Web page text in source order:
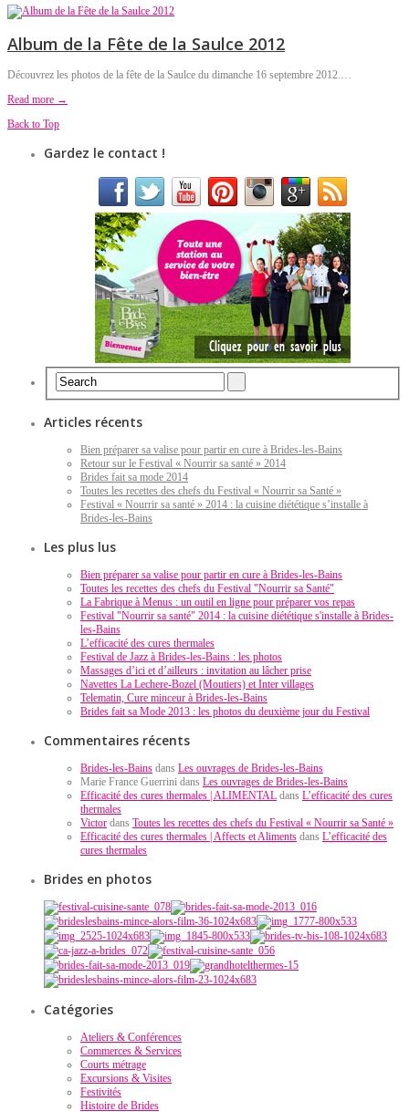
Album de la Fête de la Saulce 2012
Découvrez les photos de la fête de la Saulce du dimanche 16 septembre 2012.…
Read more →
Back to Top
Gardez le contact !
Articles récents
Bien préparer sa valise pour partir en cure à Brides-les-Bains
Retour sur le Festival « Nourrir sa santé » 2014
Brides fait sa mode 2014
Toutes les recettes des chefs du Festival « Nourrir sa Santé »
Festival « Nourrir sa santé » 2014 : la cuisine diététique s’installe à
Brides-les-Bains
Les plus lus
Bien préparer sa valise pour partir en cure à Brides-les-Bains
Toutes les recettes des chefs du Festival "Nourrir sa Santé"
La Fabrique à Menus : un outil en ligne pour préparer vos repas
Festival "Nourrir sa santé" 2014 : la cuisine diététique s'installe à Brides-
les-Bains
L’efficacité des cures thermales
Festival de Jazz à Brides-les-Bains : les photos
Massages d’ici et d’ailleurs : invitation au lâcher prise
Navettes La Lechere-Bozel (Moutiers) et Inter villages
Telematin, Cure minceur à Brides-les-Bains
Brides fait sa Mode 2013 : les photos du deuxième jour du Festival
Commentaires récents
Brides-les-Bains dans Les ouvrages de Brides-les-Bains
Marie France Guerrini dans Les ouvrages de Brides-les-Bains
Efficacité des cures thermales | ALIMENTAL dans L’efficacité des cures
thermales
Victor dans Toutes les recettes des chefs du Festival « Nourrir sa Santé »
Efficacité des cures thermales | Affects et Aliments dans L’efficacité des
cures thermales
Brides en photos
Catégories
Ateliers & Conférences
Commerces & Services
Courts métrage
Excursions & Visites
Festivités
Histoire de Brides